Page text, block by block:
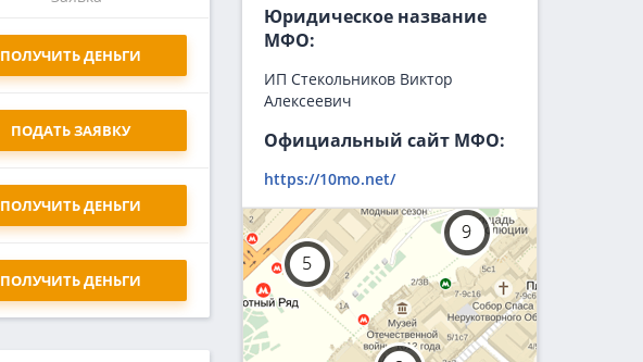
ПОЛУЧИТЬ ДЕНЬГИ
ПОДАТЬ ЗАЯВКУ
ПОЛУЧИТЬ ДЕНЬГИ
ПОЛУЧИТЬ ДЕНЬГИ
Юридическое название
МФО:
ИП Стекольников Виктор
Алексеевич
Официальный сайт МФО:
https://10mo.net/